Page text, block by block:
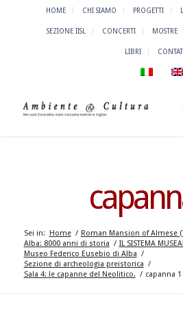
HOME CHI SIAMO PROGETTI
SEZIONE IISL CONCERTI MOSTRE
LIBRI
Sei in: Home / Roman Mansion of Almese
Alba: 8000 anni di storia / IL SISTEMA
Museo Federico Eusebio di Alba /
Sezione di archeologia preistorica /
Sala 4: le capanne del Neolitico. / capanna 1